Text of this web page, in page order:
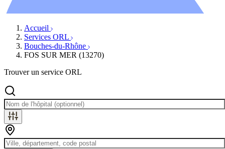
Accueil
Services ORL
Bouches-du-Rhône
FOS SUR MER (13270)
Trouver un service ORL